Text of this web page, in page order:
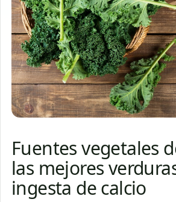
Fuentes vegetales
las mejores
ingesta de calcio